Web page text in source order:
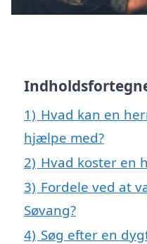
1) Hvad kan en
hjælpe med?
2) Hvad koster en
3) Fordele ved at
Søvang?
4) Søg efter en